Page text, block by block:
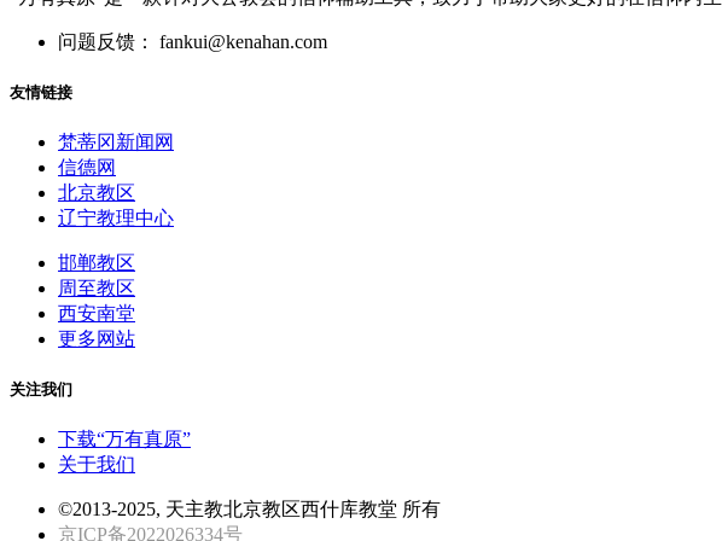
问题反馈： fankui@kenahan.com
友情链接
梵蒂冈新闻网
信德网
北京教区
辽宁教理中心
邯郸教区
周至教区
西安南堂
更多网站
关注我们
下载“万有真原”
关于我们
©2013-2025, 天主教北京教区西什库教堂 所有
京ICP备2022026334号